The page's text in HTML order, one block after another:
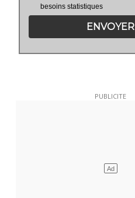
besoins statistiques
ENVOYER